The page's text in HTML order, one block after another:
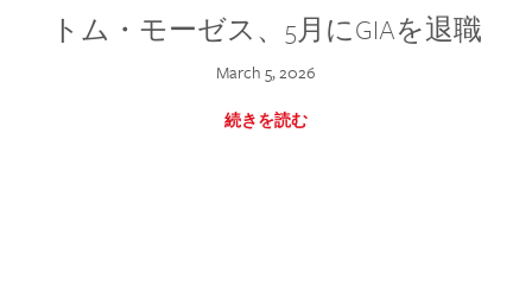
トム・モーゼス、5月にGIAを退職
March 5, 2026
続きを読む